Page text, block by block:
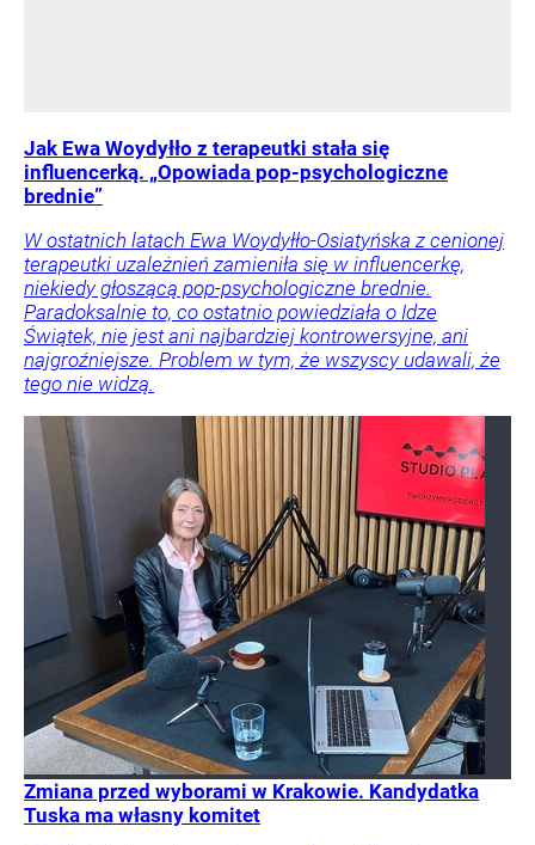
Jak Ewa Woydyłło z terapeutki stała się
influencerką. „Opowiada pop-psychologiczne
brednie”
W ostatnich latach Ewa Woydyłło-Osiatyńska z cenionej
terapeutki uzależnień zamieniła się w influencerkę,
niekiedy głoszącą pop-psychologiczne brednie.
Paradoksalnie to, co ostatnio powiedziała o Idze
Świątek, nie jest ani najbardziej kontrowersyjne, ani
najgroźniejsze. Problem w tym, że wszyscy udawali, że
tego nie widzą.
Zmiana przed wyborami w Krakowie. Kandydatka
Tuska ma własny komitet